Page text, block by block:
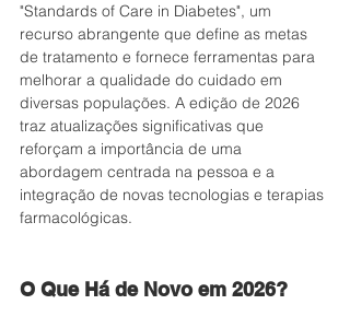
"Standards of Care in Diabetes", um
recurso abrangente que define as metas
de tratamento e fornece ferramentas para
melhorar a qualidade do cuidado em
diversas populações. A edição de 2026
traz atualizações significativas que
reforçam a importância de uma
abordagem centrada na pessoa e a
integração de novas tecnologias e terapias
farmacológicas.
O Que Há de Novo em 2026?